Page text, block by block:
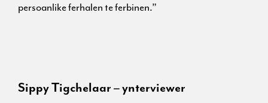
persoanlike ferhalen te ferbinen.”
Sippy Tigchelaar – ynterviewer